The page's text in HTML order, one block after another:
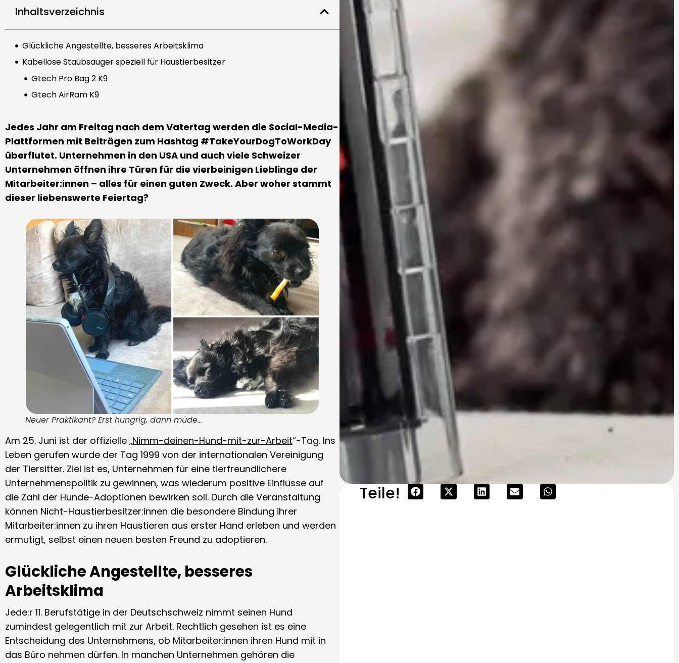
Inhaltsverzeichnis
Glückliche Angestellte, besseres Arbeitsklima
Kabellose Staubsauger speziell für Haustierbesitzer
Gtech Pro Bag 2 K9
Gtech AirRam K9
Jedes Jahr am Freitag nach dem Vatertag werden die Social-Media-
Plattformen mit Beiträgen zum Hashtag #TakeYourDogToWorkDay
überflutet. Unternehmen in den USA und auch viele Schweizer
Unternehmen öffnen ihre Türen für die vierbeinigen Lieblinge der
Mitarbeiter:innen – alles für einen guten Zweck. Aber woher stammt
dieser liebenswerte Feiertag?
Neuer Praktikant? Erst hungrig, dann müde…
Am 25. Juni ist der offizielle „Nimm-deinen-Hund-mit-zur-Arbeit“-Tag. Ins
Leben gerufen wurde der Tag 1999 von der internationalen Vereinigung
der Tiersitter. Ziel ist es, Unternehmen für eine tierfreundlichere
Unternehmenspolitik zu gewinnen, was wiederum positive Einflüsse auf
die Zahl der Hunde-Adoptionen bewirken soll. Durch die Veranstaltung
können Nicht-Haustierbesitzer:innen die besondere Bindung ihrer
Mitarbeiter:innen zu ihren Haustieren aus erster Hand erleben und werden
ermutigt, selbst einen neuen besten Freund zu adoptieren.
Glückliche Angestellte, besseres
Arbeitsklima
Jede:r 11. Berufstätige in der Deutschschweiz nimmt seinen Hund
zumindest gelegentlich mit zur Arbeit. Rechtlich gesehen ist es eine
Entscheidung des Unternehmens, ob Mitarbeiter:innen ihren Hund mit in
das Büro nehmen dürfen. In manchen Unternehmen gehören die
Teile!